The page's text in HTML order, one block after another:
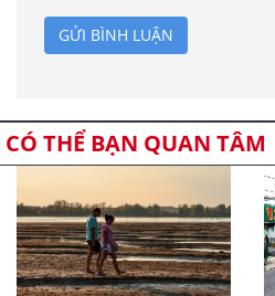
GỬI BÌNH LUẬN
CÓ THỂ BẠN QUAN TÂM